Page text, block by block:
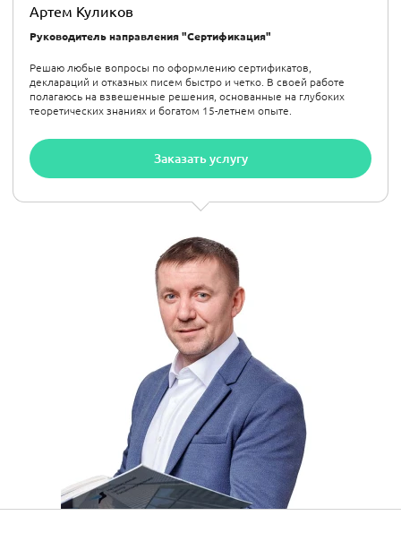
Артем Куликов
Руководитель направления "Сертификация"
Решаю любые вопросы по оформлению сертификатов,
деклараций и отказных писем быстро и четко. В своей работе
полагаюсь на взвешенные решения, основанные на глубоких
теоретических знаниях и богатом 15-летнем опыте.
Заказать услугу